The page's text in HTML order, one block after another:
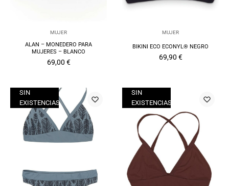
MUJER
ALAN – MONEDERO PARA
MUJERES – BLANCO
69,00 €
MUJER
BIKINI ECO ECONYL® NEGRO
69,90 €
SIN
EXISTENCIAS
SIN
EXISTENCIAS